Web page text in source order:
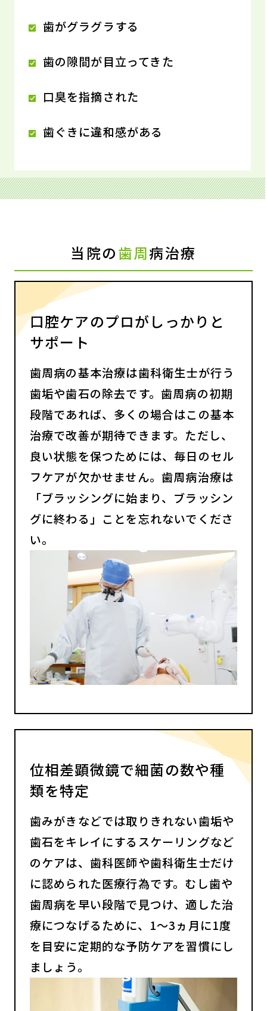
歯がグラグラする
歯の隙間が目立ってきた
口臭を指摘された
歯ぐきに違和感がある
当院の歯周病治療
口腔ケアのプロがしっかりと
サポート
歯周病の基本治療は歯科衛生士が行う
歯垢や歯石の除去です。歯周病の初期
段階であれば、多くの場合はこの基本
治療で改善が期待できます。ただし、
良い状態を保つためには、毎日のセル
フケアが欠かせません。歯周病治療は
「ブラッシングに始まり、ブラッシン
グに終わる」ことを忘れないでくださ
い。
位相差顕微鏡で細菌の数や種
類を特定
歯みがきなどでは取りきれない歯垢や
歯石をキレイにするスケーリングなど
のケアは、歯科医師や歯科衛生士だけ
に認められた医療行為です。むし歯や
歯周病を早い段階で見つけ、適した治
療につなげるために、1～3ヵ月に1度
を目安に定期的な予防ケアを習慣にし
ましょう。